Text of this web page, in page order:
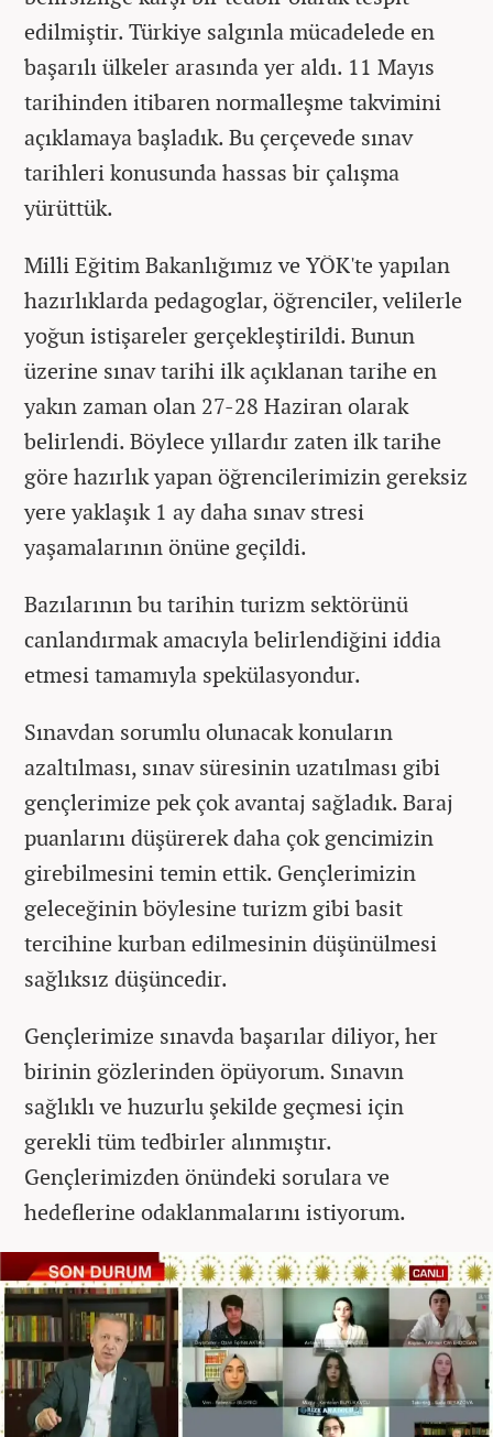
edilmiştir. Türkiye salgınla mücadelede en
başarılı ülkeler arasında yer aldı. 11 Mayıs
tarihinden itibaren normalleşme takvimini
açıklamaya başladık. Bu çerçevede sınav
tarihleri konusunda hassas bir çalışma
yürüttük.
Milli Eğitim Bakanlığımız ve YÖK'te yapılan
hazırlıklarda pedagoglar, öğrenciler, velilerle
yoğun istişareler gerçekleştirildi. Bunun
üzerine sınav tarihi ilk açıklanan tarihe en
yakın zaman olan 27-28 Haziran olarak
belirlendi. Böylece yıllardır zaten ilk tarihe
göre hazırlık yapan öğrencilerimizin gereksiz
yere yaklaşık 1 ay daha sınav stresi
yaşamalarının önüne geçildi.
Bazılarının bu tarihin turizm sektörünü
canlandırmak amacıyla belirlendiğini iddia
etmesi tamamıyla spekülasyondur.
Sınavdan sorumlu olunacak konuların
azaltılması, sınav süresinin uzatılması gibi
gençlerimize pek çok avantaj sağladık. Baraj
puanlarını düşürerek daha çok gencimizin
girebilmesini temin ettik. Gençlerimizin
geleceğinin böylesine turizm gibi basit
tercihine kurban edilmesinin düşünülmesi
sağlıksız düşüncedir.
Gençlerimize sınavda başarılar diliyor, her
birinin gözlerinden öpüyorum. Sınavın
sağlıklı ve huzurlu şekilde geçmesi için
gerekli tüm tedbirler alınmıştır.
Gençlerimizden önündeki sorulara ve
hedeflerine odaklanmalarını istiyorum.